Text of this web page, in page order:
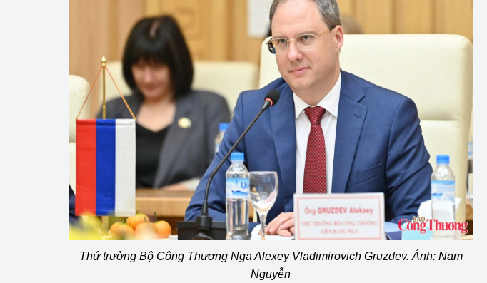
Thứ trưởng Bộ Công Thương Nga Alexey Vladimirovich Gruzdev. Ảnh: Nam
Nguyễn